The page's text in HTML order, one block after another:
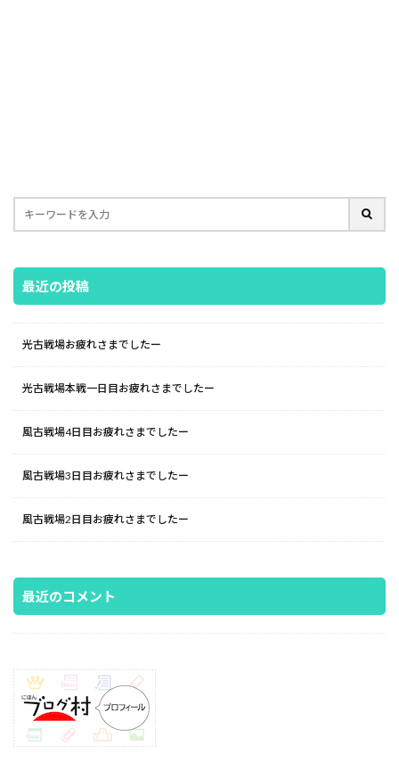
最近の投稿
光古戦場お疲れさまでしたー
光古戦場本戦一日目お疲れさまでしたー
風古戦場4日目お疲れさまでしたー
風古戦場3日目お疲れさまでしたー
風古戦場2日目お疲れさまでしたー
最近のコメント